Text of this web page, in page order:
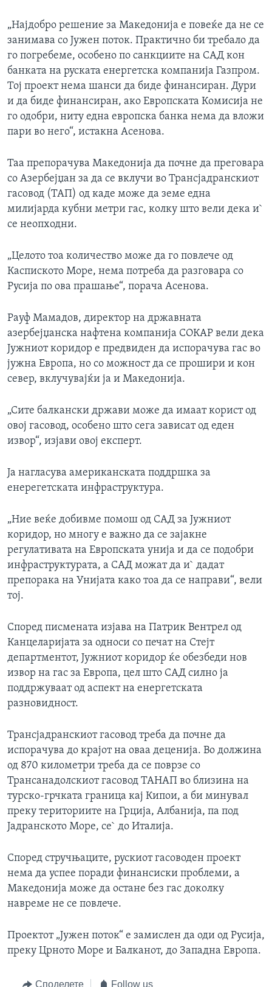
„Најдобро решение за Македонија е повеќе да не се
занимава со Јужен поток. Практично би требало да
го погребеме, особено по санкциите на САД кон
банката на руската енергетска компанија Газпром.
Тој проект нема шанси да биде финансиран. Дури
и да биде финансиран, ако Европската Комисија не
го одобри, ниту една европска банка нема да вложи
пари во него“, истакна Асенова.
Таа препорачува Македонија да почне да преговара
со Азербејџан за да се вклучи во Трансјадранскиот
гасовод (ТАП) од каде може да земе една
милијарда кубни метри гас, колку што вели дека и`
се неопходни.
„Целото тоа количество може да го повлече од
Каспиското Море, нема потреба да разговара со
Русија по ова прашање“, порача Асенова.
Рауф Мамадов, директор на државната
азербејџанска нафтена компанија СОКАР вели дека
Јужниот коридор е предвиден да испорачува гас во
јужна Европа, но со можност да се прошири и кон
север, вклучувајќи ја и Македонија.
„Сите балкански држави може да имаат корист од
овој гасовод, особено што сега зависат од еден
извор“, изјави овој експерт.
Ја нагласува американската поддршка за
енерегетската инфраструктура.
„Ние веќе добивме помош од САД за Јужниот
коридор, но многу е важно да се зајакне
регулативата на Европската унија и да се подобри
инфраструктурата, а САД можат да и` дадат
препорака на Унијата како тоа да се направи“, вели
тој.
Според писмената изјава на Патрик Вентрел од
Канцеларијата за односи со печат на Стејт
департментот, Јужниот коридор ќе обезбеди нов
извор на гас за Европа, цел што САД силно ја
поддржуваат од аспект на енергетската
разновидност.
Трансјадранскиот гасовод треба да почне да
испорачува до крајот на оваа деценија. Во должина
од 870 километри треба да се поврзе со
Трансанадолскиот гасовод ТАНАП во близина на
турско-грчката граница кај Кипои, а би минувал
преку териториите на Грција, Албанија, па под
Јадранското Море, се` до Италија.
Според стручњаците, рускиот гасоводен проект
нема да успее поради финансиски проблеми, а
Македонија може да остане без гас доколку
навреме не се повлече.
Проектот „Јужен поток“ е замислен да оди од Русија,
преку Црното Море и Балканот, до Западна Европа.
Споделете Follow us